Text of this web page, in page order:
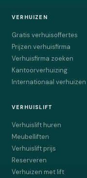
VERHUIZEN
Gratis verhuisoffertes
Prijzen verhuisfirma
Verhuisfirma zoeken
Kantoorverhuizing
Internationaal verhuizen
VERHUISLIFT
Verhuislift huren
Meubelliften
Verhuislift prijs
Reserveren
Verhuizen met lift